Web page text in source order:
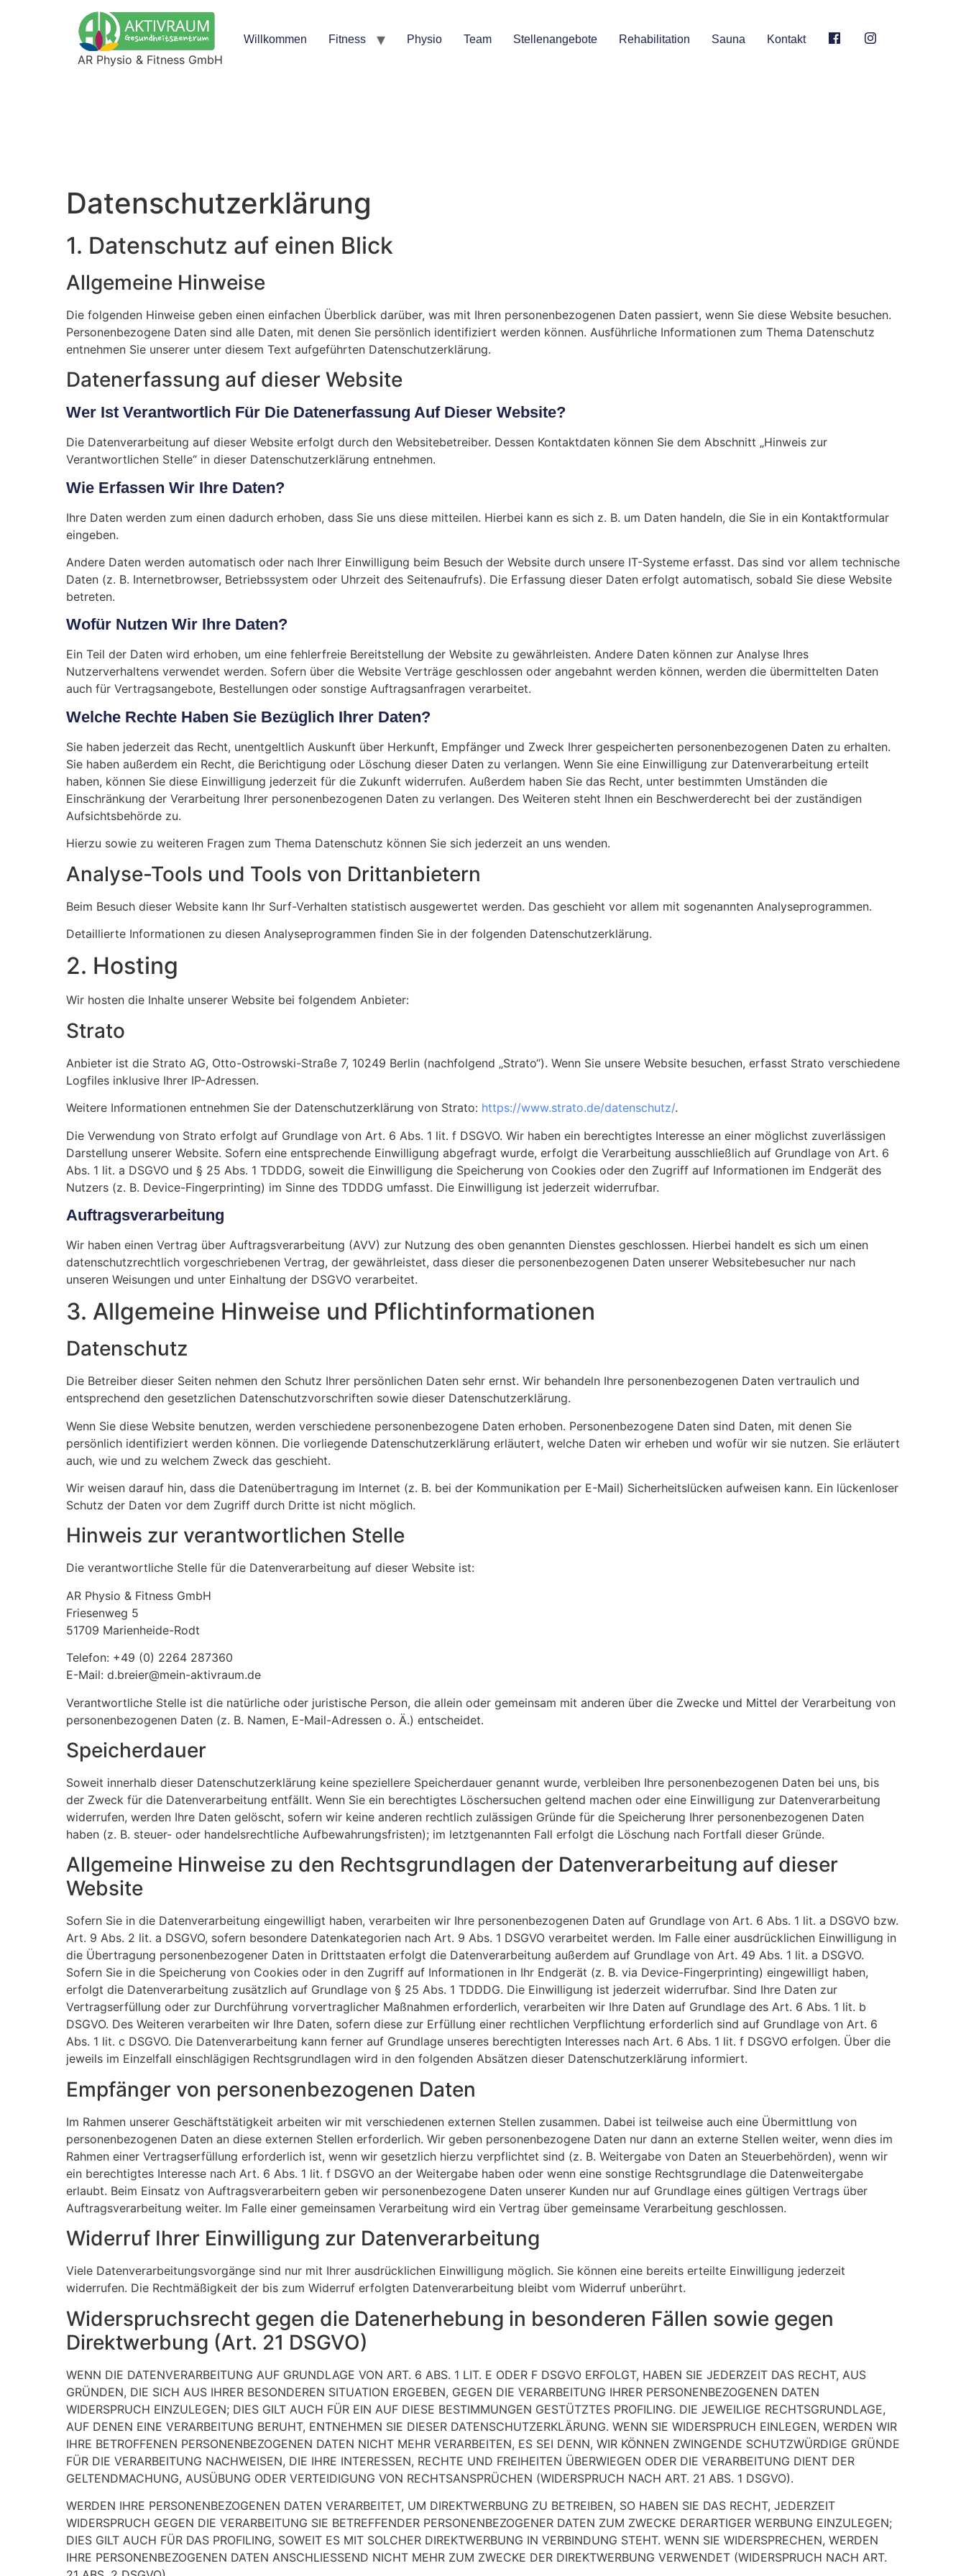
AR Physio & Fitness GmbH
Willkommen Fitness Physio Team Stellenangebote Rehabilitation Sauna Kontakt
Datenschutz­erklärung
1. Datenschutz auf einen Blick
Allgemeine Hinweise
Die folgenden Hinweise geben einen einfachen Überblick darüber, was mit Ihren personenbezogenen Daten passiert, wenn Sie diese Website besuchen.
Personenbezogene Daten sind alle Daten, mit denen Sie persönlich identifiziert werden können. Ausführliche Informationen zum Thema Datenschutz
entnehmen Sie unserer unter diesem Text aufgeführten Datenschutzerklärung.
Datenerfassung auf dieser Website
Wer Ist Verantwortlich Für Die Datenerfassung Auf Dieser Website?
Die Datenverarbeitung auf dieser Website erfolgt durch den Websitebetreiber. Dessen Kontaktdaten können Sie dem Abschnitt „Hinweis zur
Verantwortlichen Stelle“ in dieser Datenschutzerklärung entnehmen.
Wie Erfassen Wir Ihre Daten?
Ihre Daten werden zum einen dadurch erhoben, dass Sie uns diese mitteilen. Hierbei kann es sich z. B. um Daten handeln, die Sie in ein Kontaktformular
eingeben.
Andere Daten werden automatisch oder nach Ihrer Einwilligung beim Besuch der Website durch unsere IT-Systeme erfasst. Das sind vor allem technische
Daten (z. B. Internetbrowser, Betriebssystem oder Uhrzeit des Seitenaufrufs). Die Erfassung dieser Daten erfolgt automatisch, sobald Sie diese Website
betreten.
Wofür Nutzen Wir Ihre Daten?
Ein Teil der Daten wird erhoben, um eine fehlerfreie Bereitstellung der Website zu gewährleisten. Andere Daten können zur Analyse Ihres
Nutzerverhaltens verwendet werden. Sofern über die Website Verträge geschlossen oder angebahnt werden können, werden die übermittelten Daten
auch für Vertragsangebote, Bestellungen oder sonstige Auftragsanfragen verarbeitet.
Welche Rechte Haben Sie Bezüglich Ihrer Daten?
Sie haben jederzeit das Recht, unentgeltlich Auskunft über Herkunft, Empfänger und Zweck Ihrer gespeicherten personenbezogenen Daten zu erhalten.
Sie haben außerdem ein Recht, die Berichtigung oder Löschung dieser Daten zu verlangen. Wenn Sie eine Einwilligung zur Datenverarbeitung erteilt
haben, können Sie diese Einwilligung jederzeit für die Zukunft widerrufen. Außerdem haben Sie das Recht, unter bestimmten Umständen die
Einschränkung der Verarbeitung Ihrer personenbezogenen Daten zu verlangen. Des Weiteren steht Ihnen ein Beschwerderecht bei der zuständigen
Aufsichtsbehörde zu.
Hierzu sowie zu weiteren Fragen zum Thema Datenschutz können Sie sich jederzeit an uns wenden.
Analyse-Tools und Tools von Dritt­anbietern
Beim Besuch dieser Website kann Ihr Surf-Verhalten statistisch ausgewertet werden. Das geschieht vor allem mit sogenannten Analyseprogrammen.
Detaillierte Informationen zu diesen Analyseprogrammen finden Sie in der folgenden Datenschutzerklärung.
2. Hosting
Wir hosten die Inhalte unserer Website bei folgendem Anbieter:
Strato
Anbieter ist die Strato AG, Otto-Ostrowski-Straße 7, 10249 Berlin (nachfolgend „Strato“). Wenn Sie unsere Website besuchen, erfasst Strato verschiedene
Logfiles inklusive Ihrer IP-Adressen.
Weitere Informationen entnehmen Sie der Datenschutzerklärung von Strato: https://www.strato.de/datenschutz/.
Die Verwendung von Strato erfolgt auf Grundlage von Art. 6 Abs. 1 lit. f DSGVO. Wir haben ein berechtigtes Interesse an einer möglichst zuverlässigen
Darstellung unserer Website. Sofern eine entsprechende Einwilligung abgefragt wurde, erfolgt die Verarbeitung ausschließlich auf Grundlage von Art. 6
Abs. 1 lit. a DSGVO und § 25 Abs. 1 TDDDG, soweit die Einwilligung die Speicherung von Cookies oder den Zugriff auf Informationen im Endgerät des
Nutzers (z. B. Device-Fingerprinting) im Sinne des TDDDG umfasst. Die Einwilligung ist jederzeit widerrufbar.
Auftragsverarbeitung
Wir haben einen Vertrag über Auftragsverarbeitung (AVV) zur Nutzung des oben genannten Dienstes geschlossen. Hierbei handelt es sich um einen
datenschutzrechtlich vorgeschriebenen Vertrag, der gewährleistet, dass dieser die personenbezogenen Daten unserer Websitebesucher nur nach
unseren Weisungen und unter Einhaltung der DSGVO verarbeitet.
3. Allgemeine Hinweise und Pflicht­informationen
Datenschutz
Die Betreiber dieser Seiten nehmen den Schutz Ihrer persönlichen Daten sehr ernst. Wir behandeln Ihre personenbezogenen Daten vertraulich und
entsprechend den gesetzlichen Datenschutzvorschriften sowie dieser Datenschutzerklärung.
Wenn Sie diese Website benutzen, werden verschiedene personenbezogene Daten erhoben. Personenbezogene Daten sind Daten, mit denen Sie
persönlich identifiziert werden können. Die vorliegende Datenschutzerklärung erläutert, welche Daten wir erheben und wofür wir sie nutzen. Sie erläutert
auch, wie und zu welchem Zweck das geschieht.
Wir weisen darauf hin, dass die Datenübertragung im Internet (z. B. bei der Kommunikation per E-Mail) Sicherheitslücken aufweisen kann. Ein lückenloser
Schutz der Daten vor dem Zugriff durch Dritte ist nicht möglich.
Hinweis zur verantwortlichen Stelle
Die verantwortliche Stelle für die Datenverarbeitung auf dieser Website ist:
AR Physio & Fitness GmbH
Friesenweg 5
51709 Marienheide-Rodt
Telefon: +49 (0) 2264 287360
E-Mail: d.breier@mein-aktivraum.de
Verantwortliche Stelle ist die natürliche oder juristische Person, die allein oder gemeinsam mit anderen über die Zwecke und Mittel der Verarbeitung von
personenbezogenen Daten (z. B. Namen, E-Mail-Adressen o. Ä.) entscheidet.
Speicherdauer
Soweit innerhalb dieser Datenschutzerklärung keine speziellere Speicherdauer genannt wurde, verbleiben Ihre personenbezogenen Daten bei uns, bis
der Zweck für die Datenverarbeitung entfällt. Wenn Sie ein berechtigtes Löschersuchen geltend machen oder eine Einwilligung zur Datenverarbeitung
widerrufen, werden Ihre Daten gelöscht, sofern wir keine anderen rechtlich zulässigen Gründe für die Speicherung Ihrer personenbezogenen Daten
haben (z. B. steuer- oder handelsrechtliche Aufbewahrungsfristen); im letztgenannten Fall erfolgt die Löschung nach Fortfall dieser Gründe.
Allgemeine Hinweise zu den Rechtsgrundlagen der Datenverarbeitung auf dieser
Website
Sofern Sie in die Datenverarbeitung eingewilligt haben, verarbeiten wir Ihre personenbezogenen Daten auf Grundlage von Art. 6 Abs. 1 lit. a DSGVO bzw.
Art. 9 Abs. 2 lit. a DSGVO, sofern besondere Datenkategorien nach Art. 9 Abs. 1 DSGVO verarbeitet werden. Im Falle einer ausdrücklichen Einwilligung in
die Übertragung personenbezogener Daten in Drittstaaten erfolgt die Datenverarbeitung außerdem auf Grundlage von Art. 49 Abs. 1 lit. a DSGVO.
Sofern Sie in die Speicherung von Cookies oder in den Zugriff auf Informationen in Ihr Endgerät (z. B. via Device-Fingerprinting) eingewilligt haben,
erfolgt die Datenverarbeitung zusätzlich auf Grundlage von § 25 Abs. 1 TDDDG. Die Einwilligung ist jederzeit widerrufbar. Sind Ihre Daten zur
Vertragserfüllung oder zur Durchführung vorvertraglicher Maßnahmen erforderlich, verarbeiten wir Ihre Daten auf Grundlage des Art. 6 Abs. 1 lit. b
DSGVO. Des Weiteren verarbeiten wir Ihre Daten, sofern diese zur Erfüllung einer rechtlichen Verpflichtung erforderlich sind auf Grundlage von Art. 6
Abs. 1 lit. c DSGVO. Die Datenverarbeitung kann ferner auf Grundlage unseres berechtigten Interesses nach Art. 6 Abs. 1 lit. f DSGVO erfolgen. Über die
jeweils im Einzelfall einschlägigen Rechtsgrundlagen wird in den folgenden Absätzen dieser Datenschutzerklärung informiert.
Empfänger von personenbezogenen Daten
Im Rahmen unserer Geschäftstätigkeit arbeiten wir mit verschiedenen externen Stellen zusammen. Dabei ist teilweise auch eine Übermittlung von
personenbezogenen Daten an diese externen Stellen erforderlich. Wir geben personenbezogene Daten nur dann an externe Stellen weiter, wenn dies im
Rahmen einer Vertragserfüllung erforderlich ist, wenn wir gesetzlich hierzu verpflichtet sind (z. B. Weitergabe von Daten an Steuerbehörden), wenn wir
ein berechtigtes Interesse nach Art. 6 Abs. 1 lit. f DSGVO an der Weitergabe haben oder wenn eine sonstige Rechtsgrundlage die Datenweitergabe
erlaubt. Beim Einsatz von Auftragsverarbeitern geben wir personenbezogene Daten unserer Kunden nur auf Grundlage eines gültigen Vertrags über
Auftragsverarbeitung weiter. Im Falle einer gemeinsamen Verarbeitung wird ein Vertrag über gemeinsame Verarbeitung geschlossen.
Widerruf Ihrer Einwilligung zur Datenverarbeitung
Viele Datenverarbeitungsvorgänge sind nur mit Ihrer ausdrücklichen Einwilligung möglich. Sie können eine bereits erteilte Einwilligung jederzeit
widerrufen. Die Rechtmäßigkeit der bis zum Widerruf erfolgten Datenverarbeitung bleibt vom Widerruf unberührt.
Widerspruchsrecht gegen die Datenerhebung in besonderen Fällen sowie gegen
Direktwerbung (Art. 21 DSGVO)
WENN DIE DATENVERARBEITUNG AUF GRUNDLAGE VON ART. 6 ABS. 1 LIT. E ODER F DSGVO ERFOLGT, HABEN SIE JEDERZEIT DAS RECHT, AUS
GRÜNDEN, DIE SICH AUS IHRER BESONDEREN SITUATION ERGEBEN, GEGEN DIE VERARBEITUNG IHRER PERSONENBEZOGENEN DATEN
WIDERSPRUCH EINZULEGEN; DIES GILT AUCH FÜR EIN AUF DIESE BESTIMMUNGEN GESTÜTZTES PROFILING. DIE JEWEILIGE RECHTSGRUNDLAGE,
AUF DENEN EINE VERARBEITUNG BERUHT, ENTNEHMEN SIE DIESER DATENSCHUTZERKLÄRUNG. WENN SIE WIDERSPRUCH EINLEGEN, WERDEN WIR
IHRE BETROFFENEN PERSONENBEZOGENEN DATEN NICHT MEHR VERARBEITEN, ES SEI DENN, WIR KÖNNEN ZWINGENDE SCHUTZWÜRDIGE GRÜNDE
FÜR DIE VERARBEITUNG NACHWEISEN, DIE IHRE INTERESSEN, RECHTE UND FREIHEITEN ÜBERWIEGEN ODER DIE VERARBEITUNG DIENT DER
GELTENDMACHUNG, AUSÜBUNG ODER VERTEIDIGUNG VON RECHTSANSPRÜCHEN (WIDERSPRUCH NACH ART. 21 ABS. 1 DSGVO).
WERDEN IHRE PERSONENBEZOGENEN DATEN VERARBEITET, UM DIREKTWERBUNG ZU BETREIBEN, SO HABEN SIE DAS RECHT, JEDERZEIT
WIDERSPRUCH GEGEN DIE VERARBEITUNG SIE BETREFFENDER PERSONENBEZOGENER DATEN ZUM ZWECKE DERARTIGER WERBUNG EINZULEGEN;
DIES GILT AUCH FÜR DAS PROFILING, SOWEIT ES MIT SOLCHER DIREKTWERBUNG IN VERBINDUNG STEHT. WENN SIE WIDERSPRECHEN, WERDEN
IHRE PERSONENBEZOGENEN DATEN ANSCHLIESSEND NICHT MEHR ZUM ZWECKE DER DIREKTWERBUNG VERWENDET (WIDERSPRUCH NACH ART.